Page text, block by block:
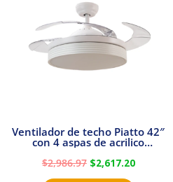
Ventilador de techo Piatto 42″
con 4 aspas de acrilico
transparente
$2,986.97
$2,986.97.
$2,617.20